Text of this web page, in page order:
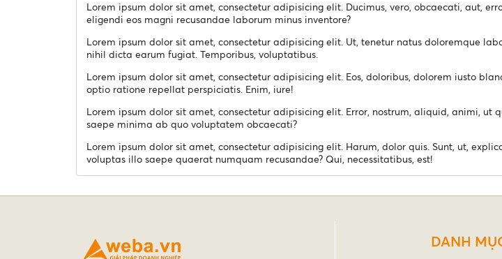
Lorem ipsum dolor sit amet, consectetur adipisicing elit. Ducimus, vero, obcaecati, aut,
eligendi eos magni recusandae laborum minus inventore?
Lorem ipsum dolor sit amet, consectetur adipisicing elit. Ut, tenetur natus doloremque
nihil dicta earum fugiat. Temporibus, voluptatibus.
Lorem ipsum dolor sit amet, consectetur adipisicing elit. Eos, doloribus, dolorem iusto
optio ratione repellat perspiciatis. Enim, iure!
Lorem ipsum dolor sit amet, consectetur adipisicing elit. Error, nostrum, aliquid, animi,
saepe minima ab quo voluptatem obcaecati?
Lorem ipsum dolor sit amet, consectetur adipisicing elit. Harum, dolor quis. Sunt, ut,
voluptas illo saepe quaerat numquam recusandae? Qui, necessitatibus, est!
DANH